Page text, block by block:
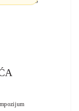
– HORES